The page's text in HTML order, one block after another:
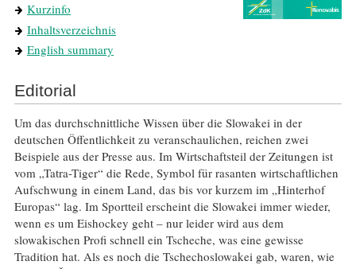
Abonnieren
Kontakt
Kurzinfo
Inhaltsverzeichnis
English summary
Editorial
Um das durchschnittliche Wissen über die Slowakei in der
deutschen Öffentlichkeit zu veranschaulichen, reichen zwei
Beispiele aus der Presse aus. Im Wirtschaftsteil der Zeitungen ist
vom „Tatra-Tiger“ die Rede, Symbol für rasanten wirtschaftlichen
Aufschwung in einem Land, das bis vor kurzem im „Hinterhof
Europas“ lag. Im Sportteil erscheint die Slowakei immer wieder,
wenn es um Eishockey geht – nur leider wird aus dem
slowakischen Profi schnell ein Tscheche, was eine gewisse
Tradition hat. Als es noch die Tschechoslowakei gab, waren, wie